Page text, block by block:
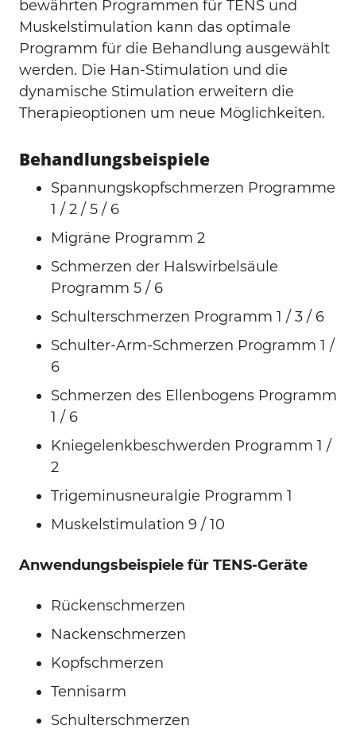
bewährten Programmen für TENS und
Muskelstimulation kann das optimale
Programm für die Behandlung ausgewählt
werden. Die Han-Stimulation und die
dynamische Stimulation erweitern die
Therapieoptionen um neue Möglichkeiten.
Behandlungsbeispiele
Spannungskopfschmerzen Programme
1 / 2 / 5 / 6
Migräne Programm 2
Schmerzen der Halswirbelsäule
Programm 5 / 6
Schulterschmerzen Programm 1 / 3 / 6
Schulter-Arm-Schmerzen Programm 1 /
6
Schmerzen des Ellenbogens Programm
1 / 6
Kniegelenkbeschwerden Programm 1 /
2
Trigeminusneuralgie Programm 1
Muskelstimulation 9 / 10
Anwendungsbeispiele für TENS-Geräte
Rückenschmerzen
Nackenschmerzen
Kopfschmerzen
Tennisarm
Schulterschmerzen